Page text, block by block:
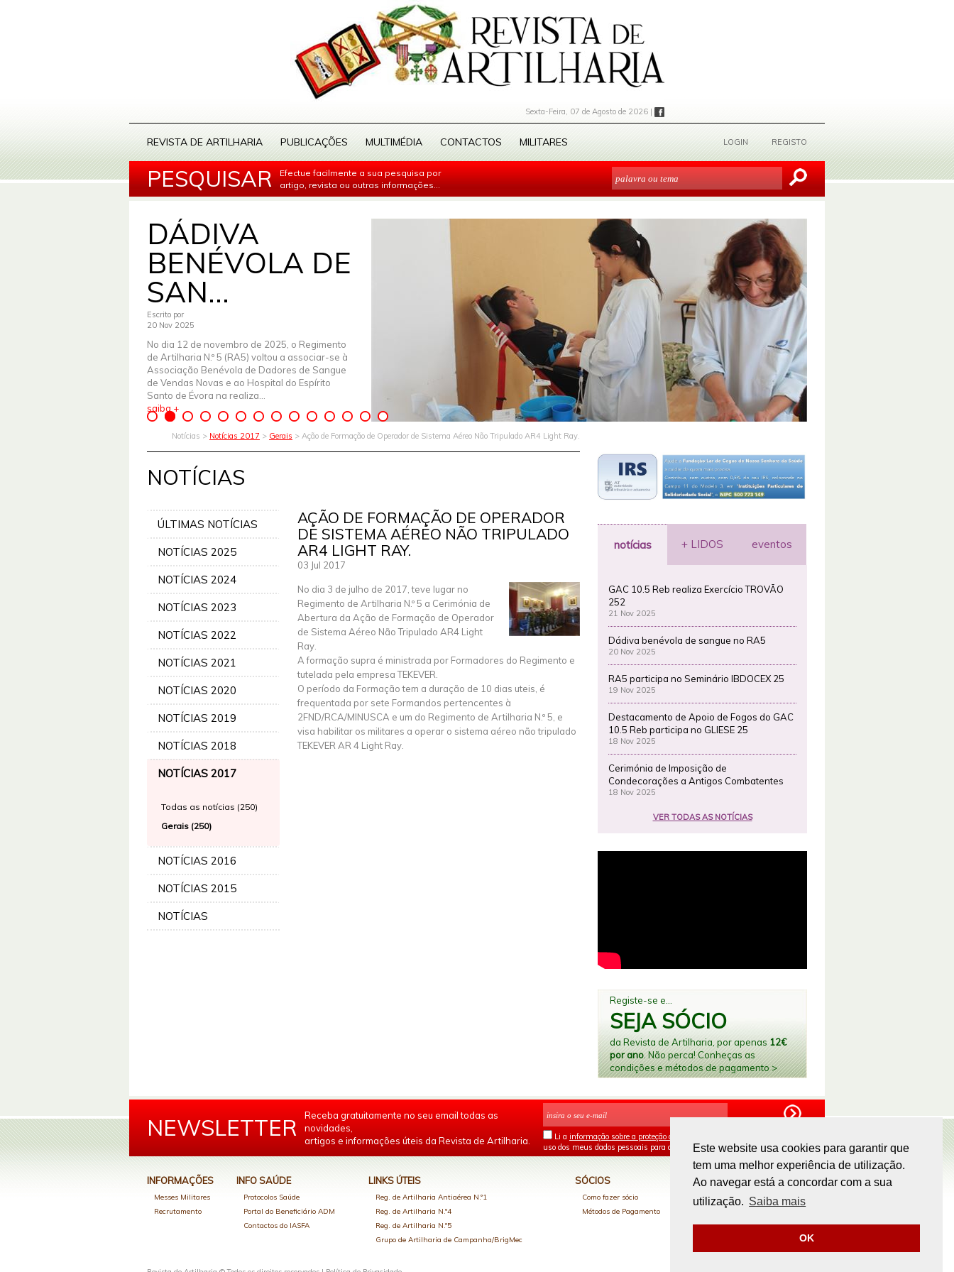
Este website usa cookies para garantir que
tem uma melhor experiência de utilização.
Ao navegar está a concordar com a sua
utilização. Saiba mais
OK
Sexta-Feira, 07 de Agosto de 2026 |
REVISTA DE ARTILHARIA PUBLICAÇÕES MULTIMÉDIA CONTACTOS MILITARES LOGIN REGISTO
PESQUISAR
Efectue facilmente a sua pesquisa por
artigo, revista ou outras informações...
DÁDIVA
BENÉVOLA DE
SAN...
Escrito por
20 Nov 2025
No dia 12 de novembro de 2025, o Regimento
de Artilharia N.º 5 (RA5) voltou a associar-se à
Associação Benévola de Dadores de Sangue
de Vendas Novas e ao Hospital do Espírito
Santo de Évora na realiza...
saiba +
Notícias > Notícias 2017 > Gerais > Ação de Formação de Operador de Sistema Aéreo Não Tripulado AR4 Light Ray.
NOTÍCIAS
ÚLTIMAS NOTÍCIAS
NOTÍCIAS 2025
NOTÍCIAS 2024
NOTÍCIAS 2023
NOTÍCIAS 2022
NOTÍCIAS 2021
NOTÍCIAS 2020
NOTÍCIAS 2019
NOTÍCIAS 2018
NOTÍCIAS 2017
Todas as notícias (250)
Gerais (250)
NOTÍCIAS 2016
NOTÍCIAS 2015
NOTÍCIAS
AÇÃO DE FORMAÇÃO DE OPERADOR
DE SISTEMA AÉREO NÃO TRIPULADO
AR4 LIGHT RAY.
03 Jul 2017
No dia 3 de julho de 2017, teve lugar no
Regimento de Artilharia N.º 5 a Cerimónia de
Abertura da Ação de Formação de Operador
de Sistema Aéreo Não Tripulado AR4 Light
Ray.
A formação supra é ministrada por Formadores do Regimento e
tutelada pela empresa TEKEVER.
O período da Formação tem a duração de 10 dias uteis, é
frequentada por sete Formandos pertencentes à
2FND/RCA/MINUSCA e um do Regimento de Artilharia N.º 5, e
visa habilitar os militares a operar o sistema aéreo não tripulado
TEKEVER AR 4 Light Ray.
notícias + LIDOS eventos
GAC 10.5 Reb realiza Exercício TROVÃO
252
21 Nov 2025
Dádiva benévola de sangue no RA5
20 Nov 2025
RA5 participa no Seminário IBDOCEX 25
19 Nov 2025
Destacamento de Apoio de Fogos do GAC
10.5 Reb participa no GLIESE 25
18 Nov 2025
Cerimónia de Imposição de
Condecorações a Antigos Combatentes
18 Nov 2025
VER TODAS AS NOTÍCIAS
Registe-se e...
SEJA SÓCIO
da Revista de Artilharia, por apenas 12€
por ano. Não perca! Conheças as
condições e métodos de pagamento >
NEWSLETTER
Receba gratuitamente no seu email todas as
novidades,
artigos e informações úteis da Revista de Artilharia.
Li a informação sobre a proteção de dados
uso dos meus dados pessoais para os fins mencionados.
INFORMAÇÕES
Messes Militares
Recrutamento
INFO SAÚDE
Protocolos Saúde
Portal do Beneficiário ADM
Contactos do IASFA
LINKS ÚTEIS
Reg. de Artilharia Antiaérea N.º1
Reg. de Artilharia N.º4
Reg. de Artilharia N.º5
Grupo de Artilharia de Campanha/BrigMec
SÓCIOS
Como fazer sócio
Métodos de Pagamento
PAGAMENTOS ONLINE